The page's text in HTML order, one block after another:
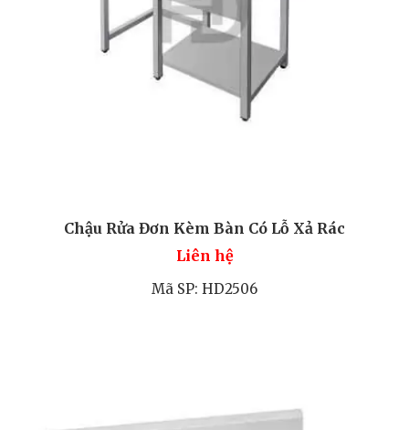
Chậu Rửa Đơn Kèm Bàn Có Lỗ Xả Rác
Liên hệ
Mã SP: HD2506